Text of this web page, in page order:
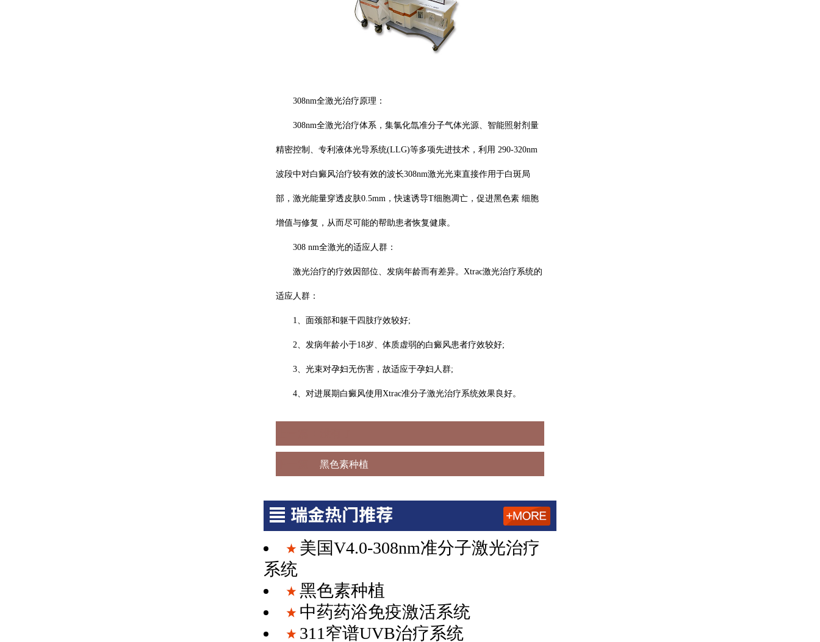
308nm全激光治疗原理：
308nm全激光治疗体系，集氯化氙准分子气体光源、智能照射剂量
精密控制、专利液体光导系统(LLG)等多项先进技术，利用 290-320nm
波段中对白癜风治疗较有效的波长308nm激光光束直接作用于白斑局
部，激光能量穿透皮肤0.5mm，快速诱导T细胞凋亡，促进黑色素 细胞
增值与修复，从而尽可能的帮助患者恢复健康。
308 nm全激光的适应人群：
激光治疗的疗效因部位、发病年龄而有差异。Xtrac激光治疗系统的
适应人群：
1、面颈部和躯干四肢疗效较好;
2、发病年龄小于18岁、体质虚弱的白癜风患者疗效较好;
3、光束对孕妇无伤害，故适应于孕妇人群;
4、对进展期白癜风使用Xtrac准分子激光治疗系统效果良好。
黑色素种植
美国V4.0-308nm准分子激光治疗
系统
黑色素种植
中药药浴免疫激活系统
311窄谱UVB治疗系统